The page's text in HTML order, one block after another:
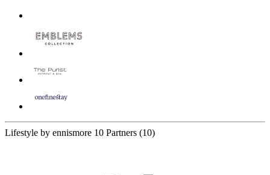
Lifestyle by ennismore 10 Partners (10)